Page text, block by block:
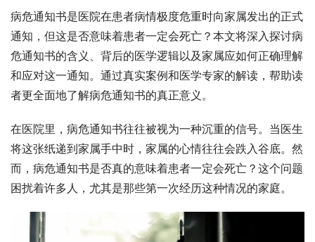
病危通知书是医院在患者病情极度危重时向家属发出的正式
通知，但这是否意味着患者一定会死亡？本文将深入探讨病
危通知书的含义、背后的医学逻辑以及家属应如何正确理解
和应对这一通知。通过真实案例和医学专家的解读，帮助读
者更全面地了解病危通知书的真正意义。
在医院里，病危通知书往往被视为一种沉重的信号。当医生
将这张纸递到家属手中时，家属的心情往往会跌入谷底。然
而，病危通知书是否真的意味着患者一定会死亡？这个问题
困扰着许多人，尤其是那些第一次经历这种情况的家庭。